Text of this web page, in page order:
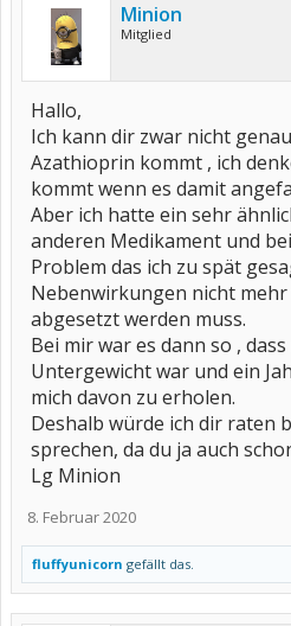
Minion
Mitglied
Hallo,
Ich kann dir zwar nicht
Azathioprin kommt , ich
kommt wenn es damit
Aber ich hatte ein sehr
anderen Medikament und
Problem das ich zu spät
Nebenwirkungen nicht
abgesetzt werden muss.
Bei mir war es dann so ,
Untergewicht war und ein
mich davon zu erholen.
Deshalb würde ich dir raten
sprechen, da du ja auch
Lg Minion
8. Februar 2020
fluffyunicorn gefällt das.